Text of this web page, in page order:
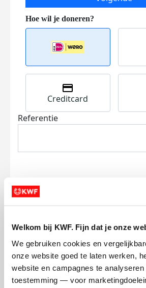
Welkom bij KWF. Fijn dat je onze
We gebruiken cookies en
onze website goed te laten werken,
website en campagnes te
toestemming — voor
Creditcard
Referentie
en betaal €0.75 extra.
Doneer nu